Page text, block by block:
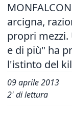
arcigna,
propri
e di più" ha
l'istinto del
09 aprile 2013
2' di lettura